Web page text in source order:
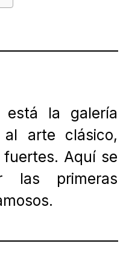
la galería
al arte clásico,
Aquí se
las primeras